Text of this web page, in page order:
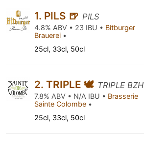
1. PILS 🍺 PILS
4.8% ABV • 23 IBU • Bitburger
Brauerei •
25cl, 33cl, 50cl
2. TRIPLE 🕊️ TRIPLE BZH
7.8% ABV • N/A IBU • Brasserie
Sainte Colombe •
25cl, 33cl, 50cl